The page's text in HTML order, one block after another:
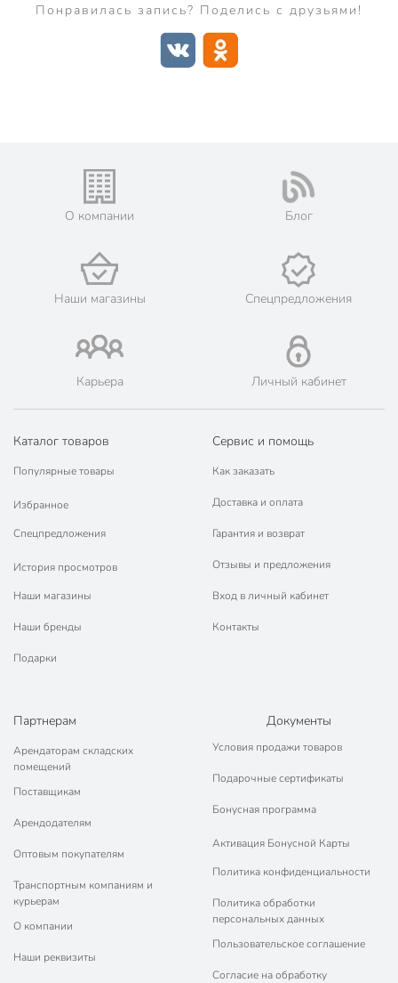
Понравилась запись? Поделись с друзьями!
О компании Блог
Наши магазины Спецпредложения
Карьера Личный кабинет
Каталог товаров
Популярные товары
Избранное
Спецпредложения
История просмотров
Наши магазины
Наши бренды
Подарки
Сервис и помощь
Как заказать
Доставка и оплата
Гарантия и возврат
Отзывы и предложения
Вход в личный кабинет
Контакты
Партнерам
Арендаторам складских
помещений
Поставщикам
Арендодателям
Оптовым покупателям
Транспортным компаниям и
курьерам
О компании
Наши реквизиты
Документы
Условия продажи товаров
Подарочные сертификаты
Бонусная программа
Активация Бонусной Карты
Политика конфиденциальности
Политика обработки
персональных данных
Пользовательское соглашение
Согласие на обработку